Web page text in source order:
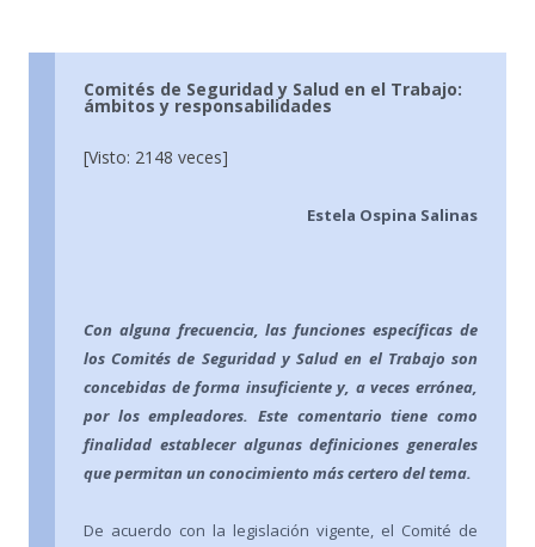
Comités de Seguridad y Salud en el Trabajo:
ámbitos y responsabilidades
[Visto: 2148 veces]
Estela Ospina Salinas
Con alguna frecuencia, las funciones específicas de
los Comités de Seguridad y Salud en el Trabajo son
concebidas de forma insuficiente y, a veces errónea,
por los empleadores. Este comentario tiene como
finalidad establecer algunas definiciones generales
que permitan un conocimiento más certero del tema.
De acuerdo con la legislación vigente, el Comité de